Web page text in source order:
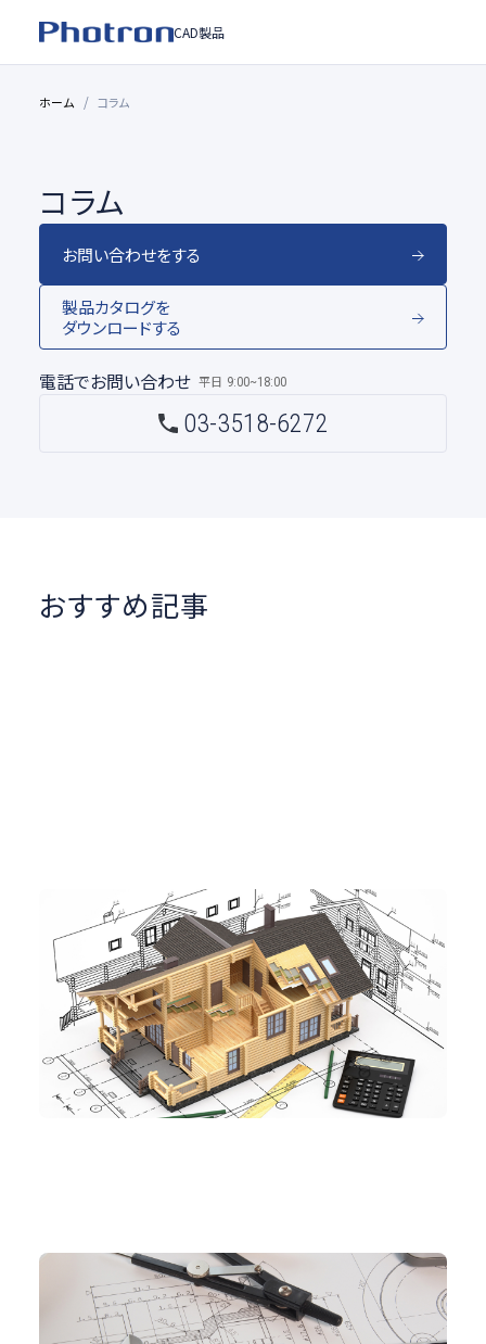
CAD製品
ホーム コラム
コラム
お問い合わせをする
製品カタログを
ダウンロードする
電話でお問い合わせ 平日 9:00~18:00
03-3518-6272
おすすめ記事
建築設備とCAD
設計 #図面管理#製図
機械設計とCAD
#図面管理#意匠#機械#製図